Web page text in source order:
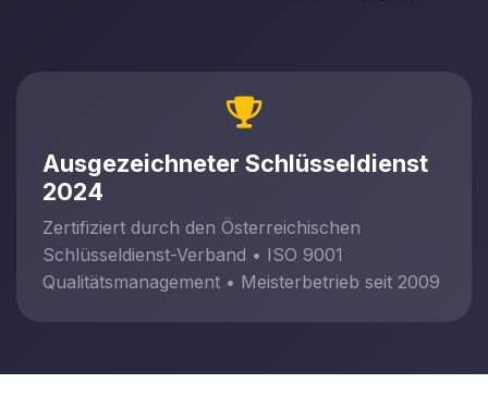
Ausgezeichneter Schlüsseldienst
2024
Zertifiziert durch den Österreichischen
Schlüsseldienst-Verband • ISO 9001
Qualitätsmanagement • Meisterbetrieb seit 2009